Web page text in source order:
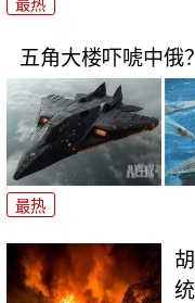
最热
五角大楼吓唬中俄
最热